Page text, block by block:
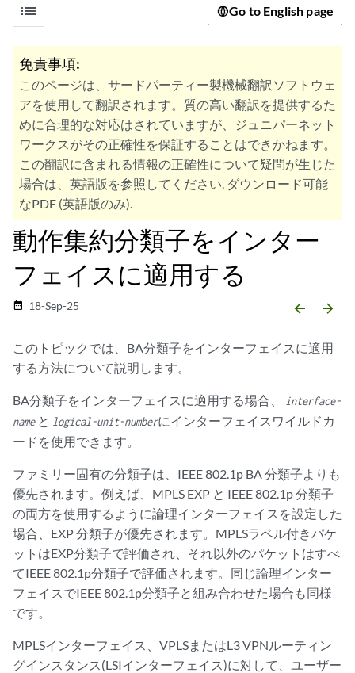
list Go to English page
免責事項:
このページは、サードパーティー製機械翻訳ソフトウェ
アを使用して翻訳されます。質の高い翻訳を提供するた
めに合理的な対応はされていますが、ジュニパーネット
ワークスがその正確性を保証することはできかねます。
この翻訳に含まれる情報の正確性について疑問が生じた
場合は、英語版を参照してください. ダウンロード可能
なPDF (英語版のみ).
動作集約分類子をインター
フェイスに適用する
date_range 18-Sep-25 arrow_backward arrow_forward
このトピックでは、BA分類子をインターフェイスに適用
する方法について説明します。
BA分類子をインターフェイスに適用する場合、
interface-
nameと logical-unit-numberにインターフェイスワイルドカ
ードを使用できます。
ファミリー固有の分類子は、IEEE 802.1p BA 分類子よりも
優先されます。例えば、MPLS EXP と IEEE 802.1p 分類子
の両方を使用するように論理インターフェイスを設定した
場合、EXP 分類子が優先されます。MPLSラベル付きパケ
ットはEXP分類子で評価され、それ以外のパケットはすべ
てIEEE 802.1p分類子で評価されます。同じ論理インター
フェイスでIEEE 802.1p分類子と組み合わせた場合も同様
です。
MPLSインターフェイス、VPLSまたはL3 VPNルーティン
グインスタンス(LSIインターフェイス)に対して、ユーザー